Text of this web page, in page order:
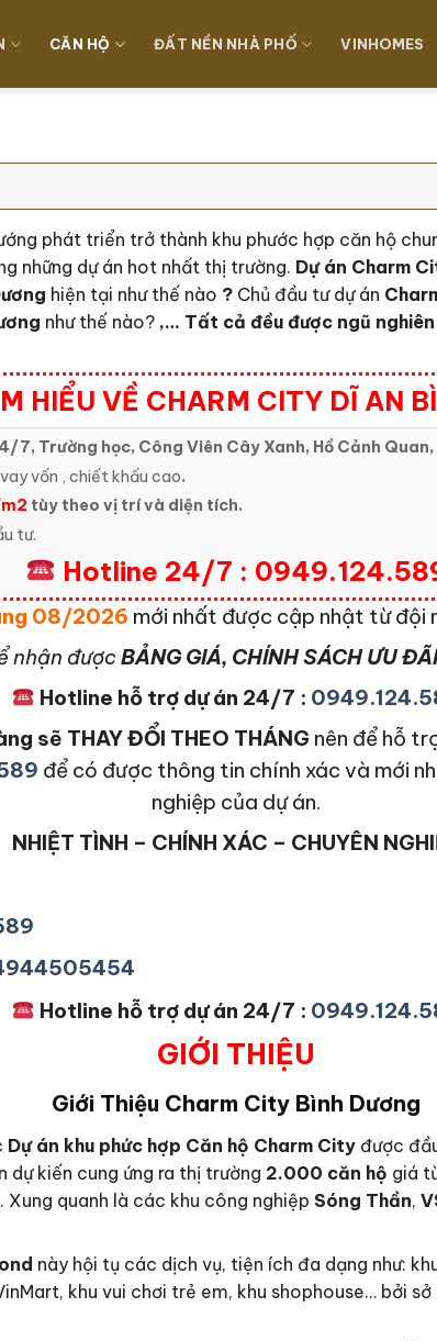
CĂN HỘ ĐẤT NỀN NHÀ PHỐ VINHOMES
phát triển trở thành khu phước hợp căn hộ
những dự án hot nhất thị trường. Dự án Charm
hiện tại như thế nào ? Chủ đầu tư dự án
như thế nào? ,… Tất cả đều được ngũ
HIỂU VỀ CHARM CITY DĨ AN
7, Trường học, Công Viên Cây Xanh, Hồ Cảnh
vốn , chiết khấu cao.
tùy theo vị trí và diện tích.
tư.
Hotline 24/7 :
08/2026 mới nhất được cập nhật từ đội
nhận được BẢNG GIÁ, CHÍNH SÁCH ƯU ĐÃI
Hotline hỗ trợ dự án 24/7 :
sẽ THAY ĐỔI THEO THÁNG nên để hỗ
để có được thông tin chính xác và mới
nghiệp của dự án.
NHIỆT TÌNH – CHÍNH XÁC – CHUYÊN
Hotline hỗ trợ dự án 24/7 :
GIỚI THIỆU
Giới Thiệu Charm City Bình Dương
Dự án khu phức hợp Căn hộ Charm City được
dự kiến cung ứng ra thị trường 2.000 căn hộ giá
. Xung quanh là các khu công nghiệp Sóng Thần,
này hội tụ các dịch vụ, tiện ích đa dạng như:
khu vui chơi trẻ em, khu shophouse… bởi